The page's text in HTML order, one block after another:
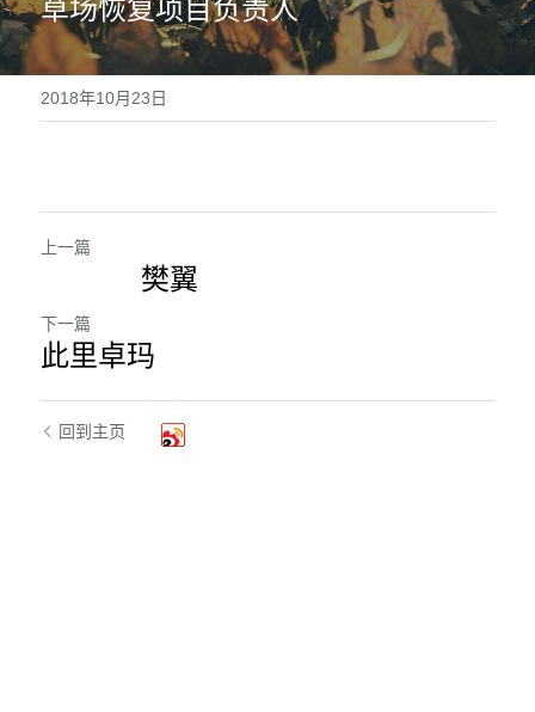
加入我们
机构声明
青年影像行动者-乡语者
机构项目&项目宣传片
支持我们
「乡野之路」田野基地
「乡村影像讲习所」影像学院
红河普春村馆
「澜湄之眼」东南亚影像交流平台
2018年10月23日
上一篇
樊翼
下一篇
此里卓玛
回到主页